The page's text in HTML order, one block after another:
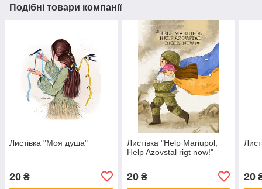
Подібні товари компанії
Листівка "Моя душа"
20 ₴
Листівка "Help Mariupol,
Help Azovstal rigt now!"
20₴ 20